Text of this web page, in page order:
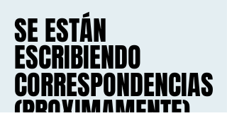
SE ESTÁN
ESCRIBIENDO
CORRESPONDENCIAS
(PROXIMAMENTE)
SE ESTÁN
ESCRIBIENDO
CORRESPONDENCIAS
(PROXIMAMENTE)